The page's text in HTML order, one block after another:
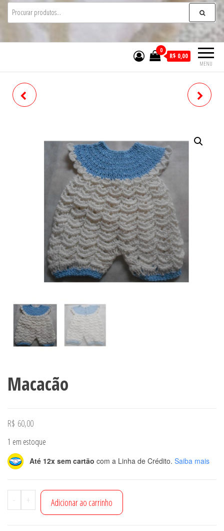
MENU
0
R$ 0,00
Macacão
R$ 60,00
1 em estoque
Até 12x sem cartão com a Linha de Crédito. Saiba mais
-
Macacão
quantidade
+ Adicionar ao carrinho